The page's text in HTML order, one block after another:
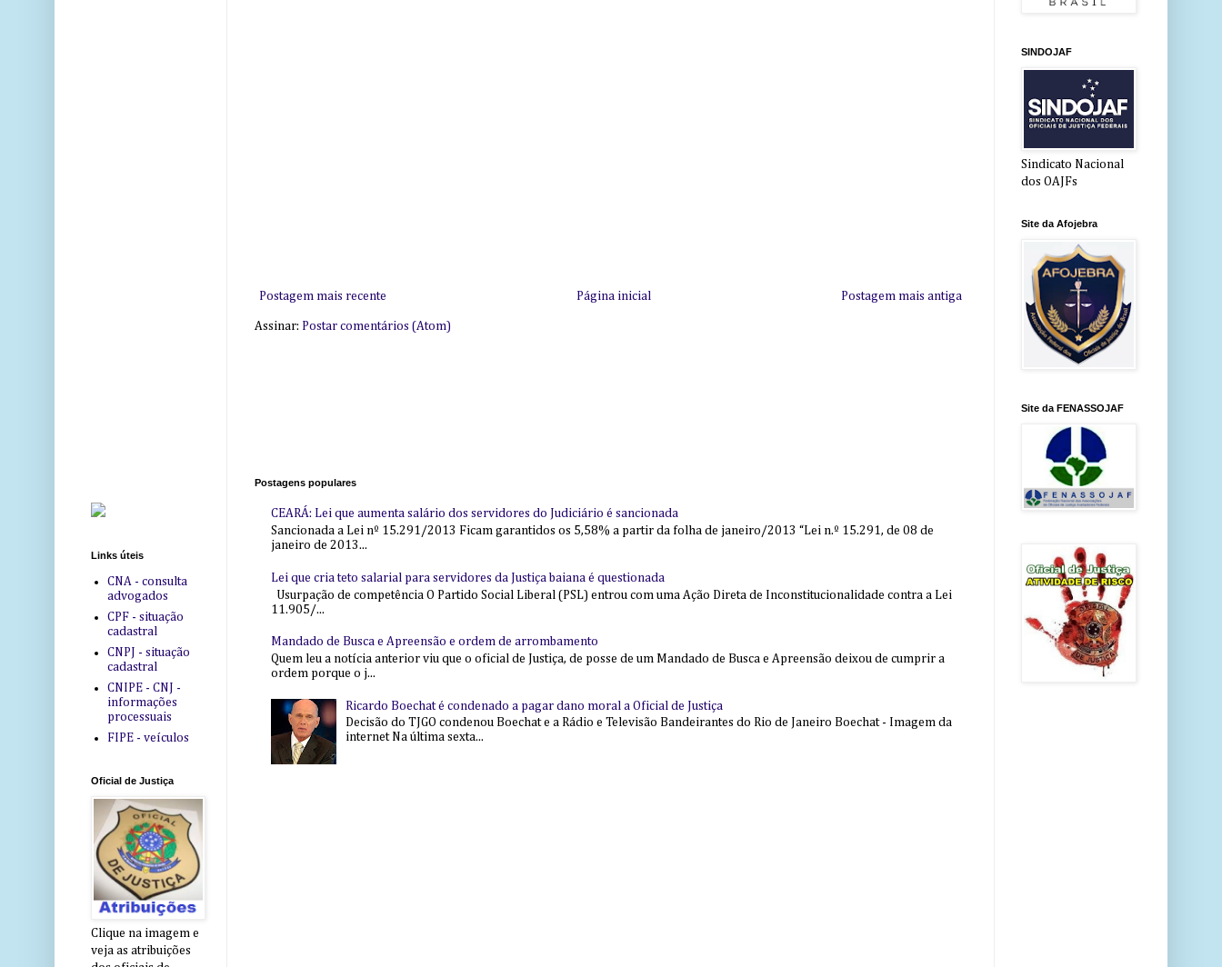
Postagem mais recente Postagem mais antiga
Página inicial
Assinar: Postar comentários (Atom)
Postagens populares
CEARÁ: Lei que aumenta salário dos servidores do Judiciário é sancionada
Sancionada a Lei nº 15.291/2013 Ficam garantidos os 5,58% a partir da folha de janeiro/2013 “Lei n.º 15.291, de 08 de
janeiro de 2013...
Lei que cria teto salarial para servidores da Justiça baiana é questionada
Usurpação de competência O Partido Social Liberal (PSL) entrou com uma Ação Direta de Inconstitucionalidade contra a Lei
11.905/...
Mandado de Busca e Apreensão e ordem de arrombamento
Quem leu a notícia anterior viu que o oficial de Justiça, de posse de um Mandado de Busca e Apreensão deixou de cumprir a
ordem porque o j...
Ricardo Boechat é condenado a pagar dano moral a Oficial de Justiça
Decisão do TJGO condenou Boechat e a Rádio e Televisão Bandeirantes do Rio de Janeiro Boechat - Imagem da
internet Na última sexta...
Links úteis
CNA - consulta
advogados
CPF - situação
cadastral
CNPJ - situação
cadastral
CNIPE - CNJ -
informações
processuais
FIPE - veículos
Oficial de Justiça
Clique na imagem e
veja as atribuições
SINDOJAF
Sindicato Nacional
dos OAJFs
Site da Afojebra
Site da FENASSOJAF